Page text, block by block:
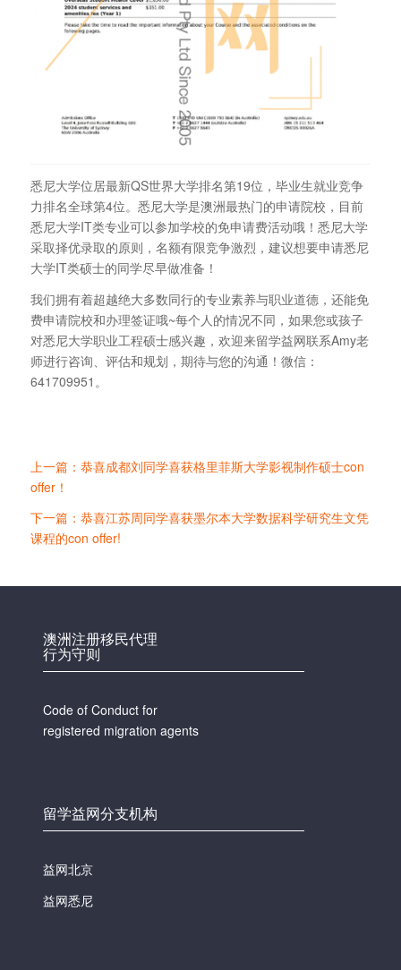
悉尼大学位居最新QS世界大学排名第19位，毕业生就业竞争
力排名全球第4位。悉尼大学是澳洲最热门的申请院校，目前
悉尼大学IT类专业可以参加学校的免申请费活动哦！悉尼大学
采取择优录取的原则，名额有限竞争激烈，建议想要申请悉尼
大学IT类硕士的同学尽早做准备！
我们拥有着超越绝大多数同行的专业素养与职业道德，还能免
费申请院校和办理签证哦~每个人的情况不同，如果您或孩子
对悉尼大学职业工程硕士感兴趣，欢迎来留学益网联系Amy老
师进行咨询、评估和规划，期待与您的沟通！微信：
641709951。
上一篇：恭喜成都刘同学喜获格里菲斯大学影视制作硕士con
offer！
下一篇：恭喜江苏周同学喜获墨尔本大学数据科学研究生文凭
课程的con offer!
澳洲注册移民代理
行为守则
Code of Conduct for
registered migration agents
留学益网分支机构
益网北京
益网悉尼